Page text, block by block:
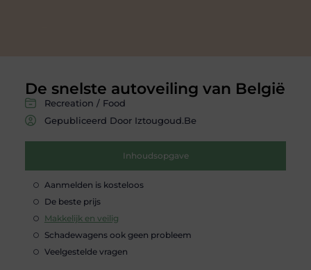
De snelste autoveiling van België
Recreation / Food
Gepubliceerd Door Iztougoud.be
Inhoudsopgave
Aanmelden is kosteloos
De beste prijs
Makkelijk en veilig
Schadewagens ook geen probleem
Veelgestelde vragen